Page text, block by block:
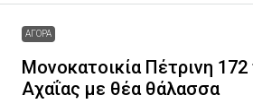
ΑΓΟΡΑ
Μονοκατοικία Πέτρινη 172
Αχαΐας με θέα θάλασσα